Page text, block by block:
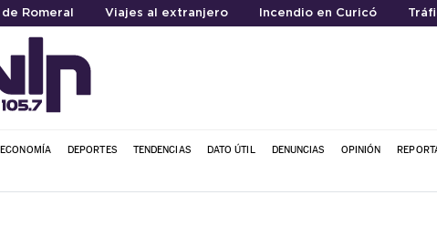
Romeral Viajes al extranjero Incendio en Curicó
ECONOMÍA DEPORTES TENDENCIAS DATO ÚTIL DENUNCIAS OPINIÓN